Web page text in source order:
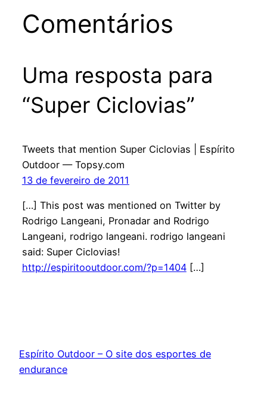
Comentários
Uma resposta para
“Super Ciclovias”
Tweets that mention Super Ciclovias | Espírito
Outdoor — Topsy.com
13 de fevereiro de 2011
[…] This post was mentioned on Twitter by
Rodrigo Langeani, Pronadar and Rodrigo
Langeani, rodrigo langeani. rodrigo langeani
said: Super Ciclovias!
http://espiritooutdoor.com/?p=1404[…]
Espírito Outdoor – O site dos esportes de
endurance